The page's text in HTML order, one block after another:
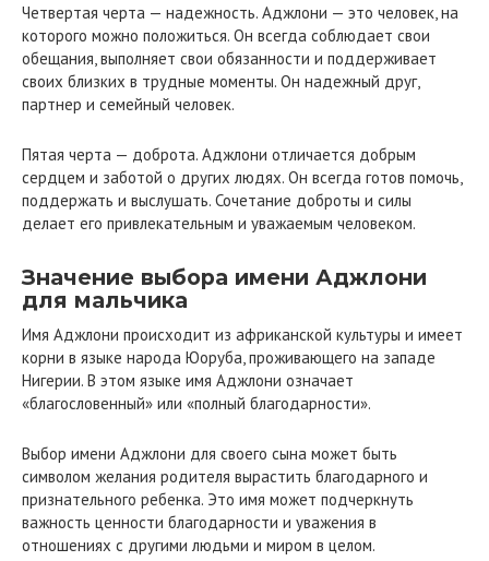
Четвертая черта — надежность. Аджлони — это человек, на
которого можно положиться. Он всегда соблюдает свои
обещания, выполняет свои обязанности и поддерживает
своих близких в трудные моменты. Он надежный друг,
партнер и семейный человек.
Пятая черта — доброта. Аджлони отличается добрым
сердцем и заботой о других людях. Он всегда готов помочь,
поддержать и выслушать. Сочетание доброты и силы
делает его привлекательным и уважаемым человеком.
Значение выбора имени Аджлони
для мальчика
Имя Аджлони происходит из африканской культуры и имеет
корни в языке народа Юоруба, проживающего на западе
Нигерии. В этом языке имя Аджлони означает
«благословенный» или «полный благодарности».
Выбор имени Аджлони для своего сына может быть
символом желания родителя вырастить благодарного и
признательного ребенка. Это имя может подчеркнуть
важность ценности благодарности и уважения в
отношениях с другими людьми и миром в целом.